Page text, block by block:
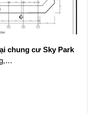
chung cư Sky Park